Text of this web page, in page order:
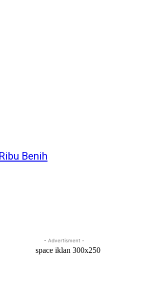
Benih
- Advertisment -